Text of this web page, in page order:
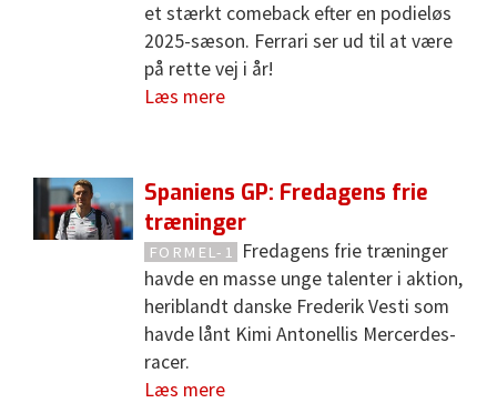
et stærkt comeback efter en podieløs
2025-sæson. Ferrari ser ud til at være
på rette vej i år!
Læs mere
Spaniens GP: Fredagens frie
træninger
FORMEL-1
Fredagens frie træninger
havde en masse unge talenter i aktion,
heriblandt danske Frederik Vesti som
havde lånt Kimi Antonellis Mercerdes-
racer.
Læs mere